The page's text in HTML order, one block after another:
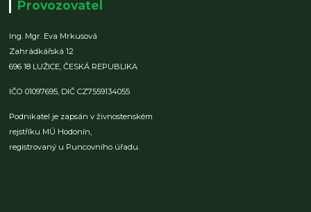
Provozovatel
Ing. Mgr. Eva Mrkusová
Zahrádkářská 12
696 18 LUŽICE,ČESKÁ REPUBLIKA
IČO 01097695, DIČ CZ7559134055
Podnikatel je zapsán v živnostenském
rejstříku MÚ Hodonín,
registrovaný u Puncovního úřadu.